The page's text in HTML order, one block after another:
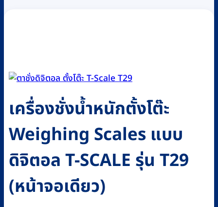
เครื่องชั่งน้ำหนักตั้งโต๊ะ
Weighing Scales แบบ
ดิจิตอล T-SCALE รุ่น T29
(หน้าจอเดียว)